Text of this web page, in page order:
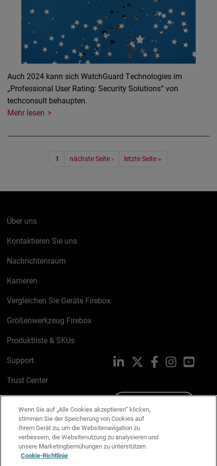
Auch 2024 kann sich WatchGuard Technologies im
„Professional User Rating: Security Solutions“ von
techconsult behaupten.
Mehr lesen
Seitennummerierung
1 nächste Seite › letzte Seite »
Über uns
Kontaktieren Sie uns
Nachrichtenraum
Karrieren
Vergleichen Sie Geräte Firebox
Größenwerkzeug Firebox
Produktliste & SKUs
Support
Trust Center
Cookie-Richtlinie
Datenschutzrichtlinie
Media & Brand Kit
LinkedIn FacebookInstagram
Wenn Sie auf „Alle Cookies akzeptieren“ klicken,
stimmen Sie der Speicherung von Cookies auf
Ihrem Gerät zu, um die Websitenavigation zu
verbessern, die Websitenutzung zu analysieren und
unsere Marketingbemühungen zu unterstützen.
Cookie-Richtlinie